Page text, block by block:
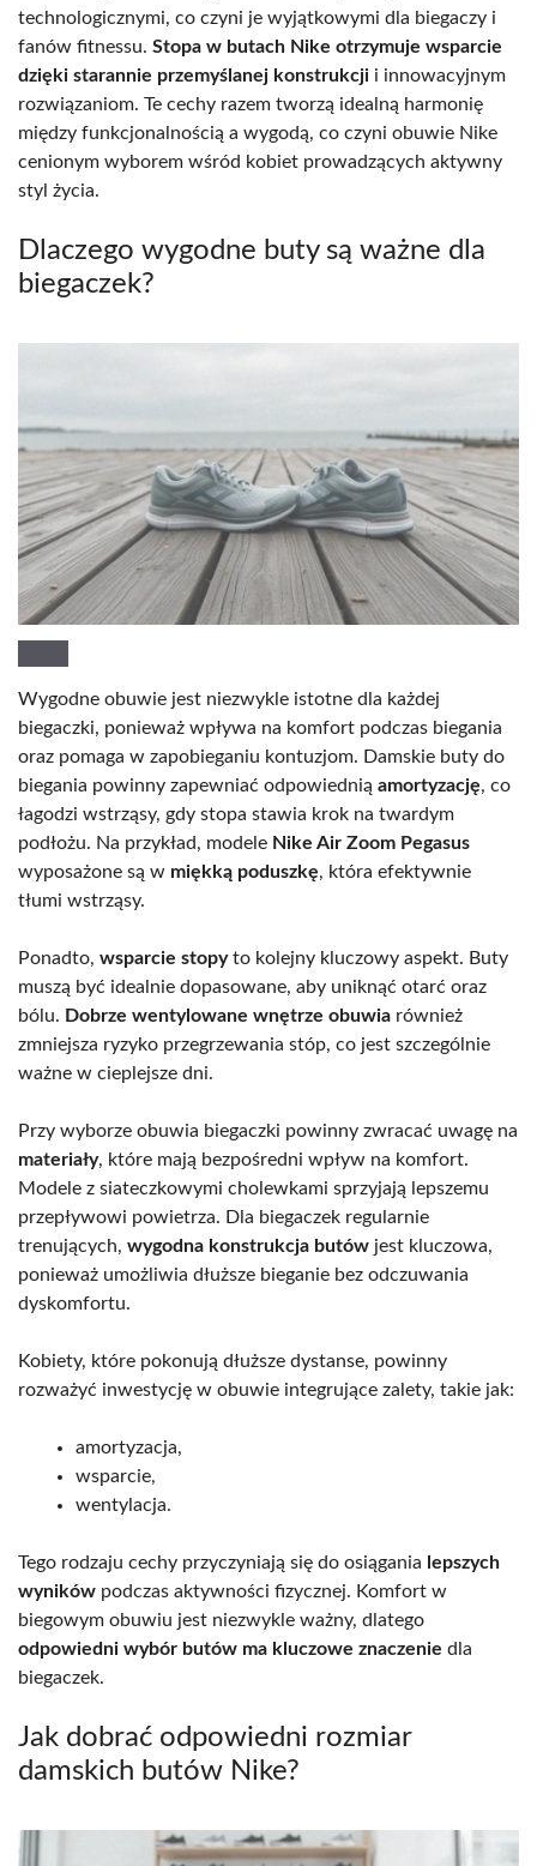
technologicznymi, co czyni je wyjątkowymi dla biegaczy i
fanów fitnessu. Stopa w butach Nike otrzymuje wsparcie
dzięki starannie przemyślanej konstrukcji i innowacyjnym
rozwiązaniom. Te cechy razem tworzą idealną harmonię
między funkcjonalnością a wygodą, co czyni obuwie Nike
cenionym wyborem wśród kobiet prowadzących aktywny
styl życia.
Dlaczego wygodne buty są ważne dla
biegaczek?
Wygodne obuwie jest niezwykle istotne dla każdej
biegaczki, ponieważ wpływa na komfort podczas biegania
oraz pomaga w zapobieganiu kontuzjom. Damskie buty do
biegania powinny zapewniać odpowiednią amortyzację, co
łagodzi wstrząsy, gdy stopa stawia krok na twardym
podłożu. Na przykład, modele Nike Air Zoom Pegasus
wyposażone są w miękką poduszkę, która efektywnie
tłumi wstrząsy.
Ponadto, wsparcie stopyto kolejny kluczowy aspekt. Buty
muszą być idealnie dopasowane, aby uniknąć otarć oraz
bólu. Dobrze wentylowane wnętrze obuwia również
zmniejsza ryzyko przegrzewania stóp, co jest szczególnie
ważne w cieplejsze dni.
Przy wyborze obuwia biegaczki powinny zwracać uwagę na
materiały, które mają bezpośredni wpływ na komfort.
Modele z siateczkowymi cholewkami sprzyjają lepszemu
przepływowi powietrza. Dla biegaczek regularnie
trenujących, wygodna konstrukcja butów jest kluczowa,
ponieważ umożliwia dłuższe bieganie bez odczuwania
dyskomfortu.
Kobiety, które pokonują dłuższe dystanse, powinny
rozważyć inwestycję w obuwie integrujące zalety, takie jak:
amortyzacja,
wsparcie,
wentylacja.
Tego rodzaju cechy przyczyniają się do osiągania lepszych
wyników podczas aktywności fizycznej. Komfort w
biegowym obuwiu jest niezwykle ważny, dlatego
odpowiedni wybór butów ma kluczowe znaczenie dla
biegaczek.
Jak dobrać odpowiedni rozmiar
damskich butów Nike?